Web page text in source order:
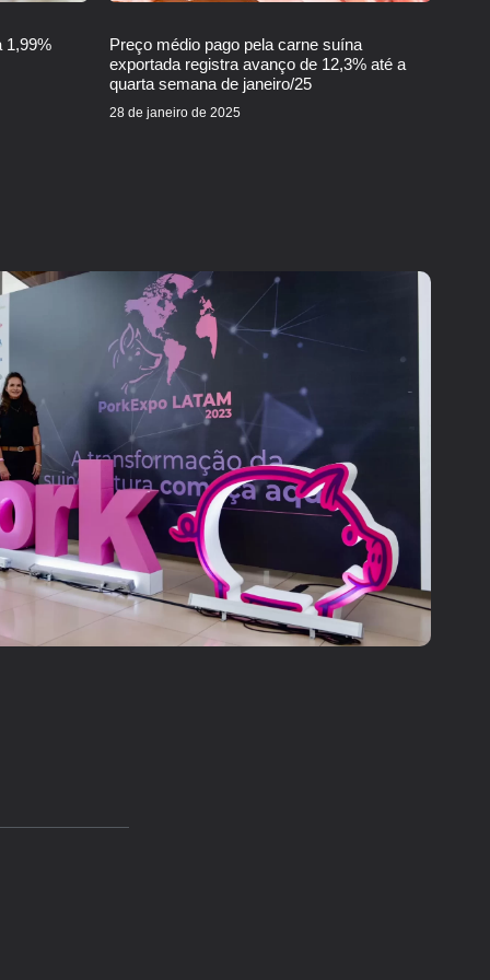
1,99%
Preço médio pago pela carne suína
exportada registra avanço de 12,3% até a
quarta semana de janeiro/25
28 de janeiro de 2025